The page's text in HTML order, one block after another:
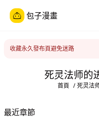
包子漫畫
收藏永久發布頁避免迷路
死灵法师的
首頁 / 死灵法
最近章節